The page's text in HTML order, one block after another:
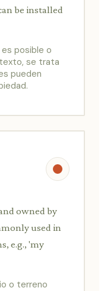
be installed
posible o
se trata
pueden
owned by
used in
e.g., 'my
o terreno